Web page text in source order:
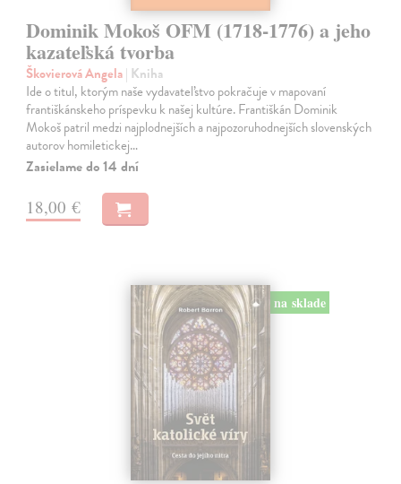
Dominik Mokoš OFM (1718-1776) a jeho
kazateľská tvorba
Škovierová Angela| Kniha
Ide o titul, ktorým naše vydavateľstvo pokračuje v mapovaní
františkánskeho príspevku k našej kultúre. Františkán Dominik
Mokoš patril medzi najplodnejších a najpozoruhodnejších slovenských
autorov homiletickej…
Zasielame do 14 dní
18,00 €
na sklade